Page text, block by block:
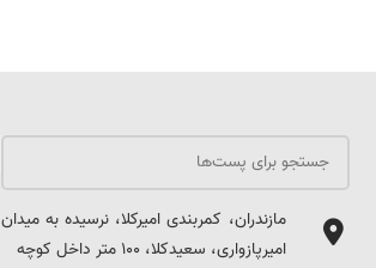
مازندران، کمربندی امیرکلا، نرسیده به میدان
امیرپازواری، سعیدکلا، 100 متر داخل کوچه